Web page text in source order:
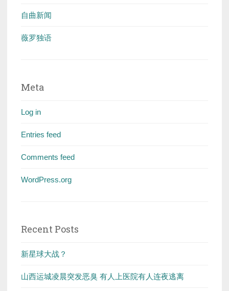
自曲新闻
薇罗独语
Meta
Log in
Entries feed
Comments feed
WordPress.org
Recent Posts
新星球大战？
山西运城凌晨突发恶臭 有人上医院有人连夜逃离